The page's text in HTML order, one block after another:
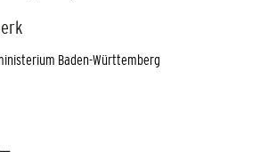
Baden-Württemberg